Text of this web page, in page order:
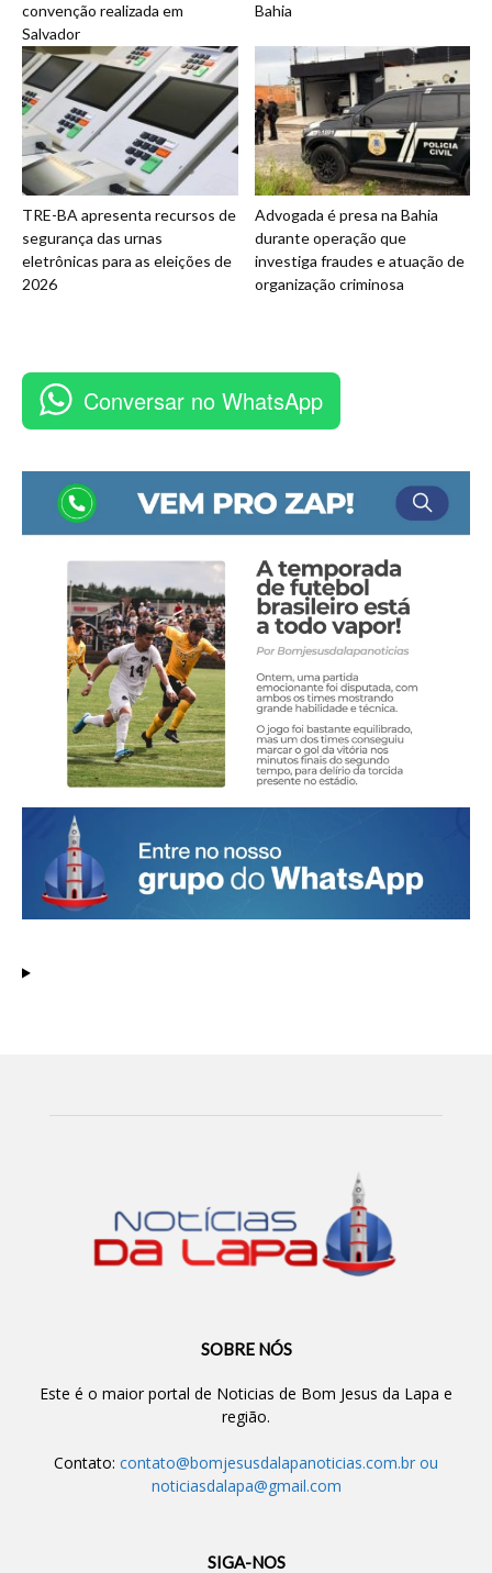
convenção realizada em
Salvador
Bahia
TRE-BA apresenta recursos de
segurança das urnas
eletrônicas para as eleições de
2026
Advogada é presa na Bahia
durante operação que
investiga fraudes e atuação de
organização criminosa
Conversar no WhatsApp
SOBRE NÓS
Este é o maior portal de Noticias de Bom Jesus da Lapa e
região.
Contato: contato@bomjesusdalapanoticias.com.br ou
noticiasdalapa@gmail.com
SIGA-NOS